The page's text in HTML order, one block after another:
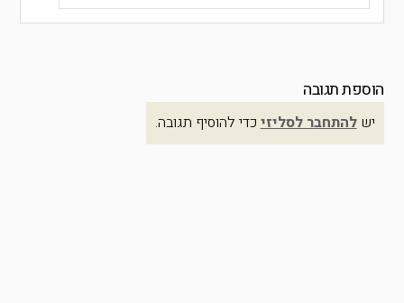
הוספת תגובה
ישלהתחבר לסליזיכדי להוסיף תגובה.